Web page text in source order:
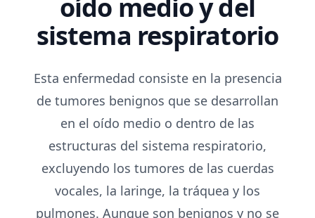
oído medio y del
sistema respiratorio
Esta enfermedad consiste en la presencia
de tumores benignos que se desarrollan
en el oído medio o dentro de las
estructuras del sistema respiratorio,
excluyendo los tumores de las cuerdas
vocales, la laringe, la tráquea y los
pulmones. Aunque son benignos y no se